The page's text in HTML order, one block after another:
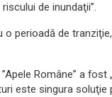
de inundaţii”.
perioadă de
Române” a
este singura soluţie